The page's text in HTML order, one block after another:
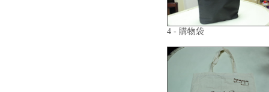
4 - 購物袋